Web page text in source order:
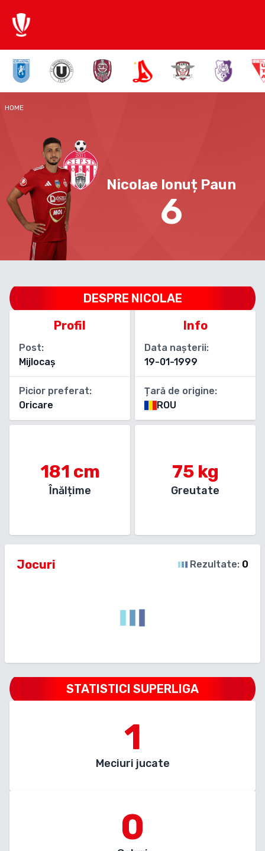
HOME
6
Nicolae Ionuț Paun
DESPRE NICOLAE
Profil
Post:
Mijlocaș
Picior preferat:
Oricare
Info
Data nașterii:
19-01-1999
Țară de origine:
ROU
181 cm
Înălțime
75kg
Greutate
Jocuri Rezultate: 0
STATISTICI SUPERLIGA
1
Meciuri jucate
0